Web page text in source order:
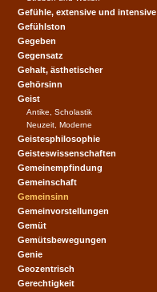
Gefühle, extensive und intensive
Gefühlston
Gegeben
Gegensatz
Gehalt, ästhetischer
Gehörsinn
Geist
Antike, Scholastik
Neuzeit, Moderne
Geistesphilosophie
Geisteswissenschaften
Gemeinempfindung
Gemeinschaft
Gemeinsinn
Gemeinvorstellungen
Gemüt
Gemütsbewegungen
Genie
Geozentrisch
Gerechtigkeit